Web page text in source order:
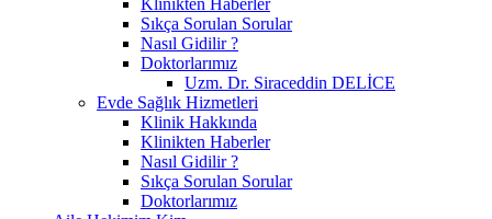
Sıkça Sorulan Sorular
Nasıl Gidilir ?
Doktorlarımız
Uzm. Dr. Siraceddin DELİCE
Evde Sağlık Hizmetleri
Klinik Hakkında
Klinikten Haberler
Nasıl Gidilir ?
Sıkça Sorulan Sorular
Doktorlarımız